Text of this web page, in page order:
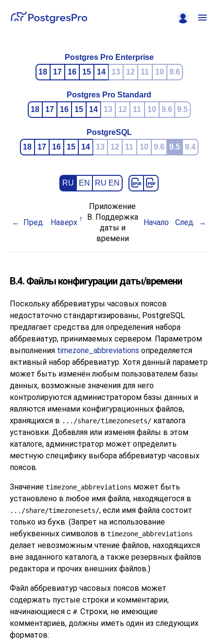
Postgres Pro Enterprise
18
17 16 15 14 13 12 11 10 9.6
Postgres Pro Standard
18
17 16 15 14 13 12 11 10 9.6 9.5
PostgreSQL
18
17 16 15 14 13 12 11 10 9.6 9.5 9.4
RU EN RU EN
Пред. Наверх
Приложение
B. Поддержка
даты и
времени
Начало След.
B.4. Файлы конфигурации даты/времени
Поскольку аббревиатуры часовых поясов
недостаточно стандартизированы, PostgreSQL
предлагает средства для определения набора
аббревиатур, принимаемых сервером. Параметром
выполнения timezone_abbreviations определяется
активный набор аббревиатур. Хотя данный параметр
может быть изменён любым пользователем базы
данных, возможные значения для него
контролируются администратором базы данных и
являются именами конфигурационных файлов,
хранящихся в .../share/timezonesets/ каталога
установки. Добавляя или изменяя файлы в этом
каталоге, администратор может определить
местную специфику выбора аббревиатур часовых
поясов.
Значение timezone_abbreviations может быть
установлено в любое имя файла, находящегося в
.../share/timezonesets/, если имя файла состоит
только из букв. (Запрет на использование
небуквенных символов в timezone_abbreviations
делает невозможным чтение файлов, находящихся
вне заданного каталога, а также резервных файлов
редактора и прочих внешних файлов.)
Файл аббревиатур часовых поясов может
содержать пустые строки и комментарии,
начинающиеся с #. Строки, не имеющие
комментариев, должны иметь один из следующих
форматов: